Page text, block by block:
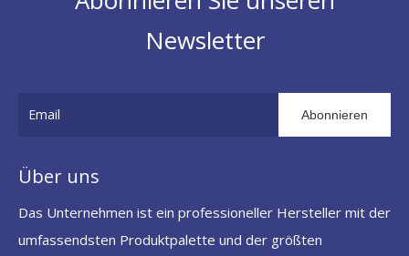
Newsletter
Abonnieren
Über uns
Das Unternehmen ist ein professioneller Hersteller mit der
umfassendsten Produktpalette und der größten